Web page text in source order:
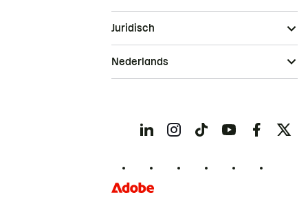
Juridisch
Nederlands